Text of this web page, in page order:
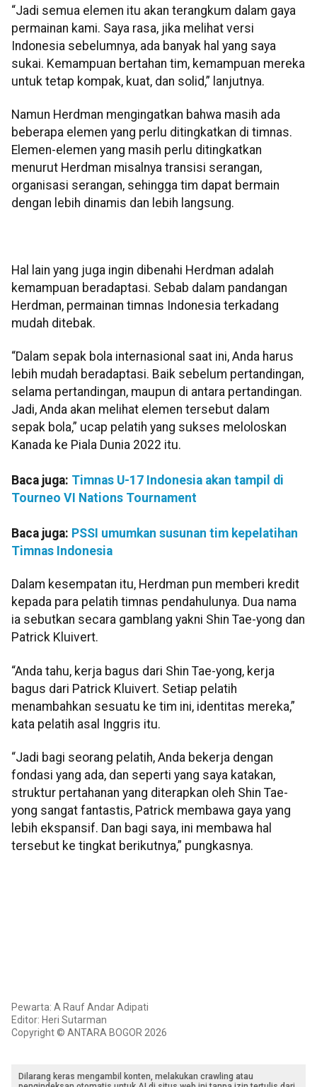
“Jadi semua elemen itu akan terangkum dalam gaya
permainan kami. Saya rasa, jika melihat versi
Indonesia sebelumnya, ada banyak hal yang saya
sukai. Kemampuan bertahan tim, kemampuan mereka
untuk tetap kompak, kuat, dan solid,” lanjutnya.
Namun Herdman mengingatkan bahwa masih ada
beberapa elemen yang perlu ditingkatkan di timnas.
Elemen-elemen yang masih perlu ditingkatkan
menurut Herdman misalnya transisi serangan,
organisasi serangan, sehingga tim dapat bermain
dengan lebih dinamis dan lebih langsung.
Hal lain yang juga ingin dibenahi Herdman adalah
kemampuan beradaptasi. Sebab dalam pandangan
Herdman, permainan timnas Indonesia terkadang
mudah ditebak.
“Dalam sepak bola internasional saat ini, Anda harus
lebih mudah beradaptasi. Baik sebelum pertandingan,
selama pertandingan, maupun di antara pertandingan.
Jadi, Anda akan melihat elemen tersebut dalam
sepak bola,” ucap pelatih yang sukses meloloskan
Kanada ke Piala Dunia 2022 itu.
Baca juga: Timnas U-17 Indonesia akan tampil di
Tourneo VI Nations Tournament
Baca juga: PSSI umumkan susunan tim kepelatihan
Timnas Indonesia
Dalam kesempatan itu, Herdman pun memberi kredit
kepada para pelatih timnas pendahulunya. Dua nama
ia sebutkan secara gamblang yakni Shin Tae-yong dan
Patrick Kluivert.
“Anda tahu, kerja bagus dari Shin Tae-yong, kerja
bagus dari Patrick Kluivert. Setiap pelatih
menambahkan sesuatu ke tim ini, identitas mereka,”
kata pelatih asal Inggris itu.
“Jadi bagi seorang pelatih, Anda bekerja dengan
fondasi yang ada, dan seperti yang saya katakan,
struktur pertahanan yang diterapkan oleh Shin Tae-
yong sangat fantastis, Patrick membawa gaya yang
lebih ekspansif. Dan bagi saya, ini membawa hal
tersebut ke tingkat berikutnya,” pungkasnya.
Pewarta: A Rauf Andar Adipati
Editor: Heri Sutarman
Copyright © ANTARA BOGOR 2026
Dilarang keras mengambil konten, melakukan crawling atau